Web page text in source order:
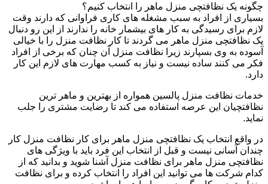
چگونه یک نظافتچی منزل ماهر را انتخاب کنیم؟
بسیاری از افراد به سبب مشغله های کاری فراوانی که دارند وقت
لازم برای رسیدگی به کار های بیشمار خانه را ندارند از این رو دنبال
یک نظافتچی منزل ماهر می گردند تا کار نظافت منزل را با خیالی
آسوده به وی بسپارند زیرا نظافت منزل آن چنان که برخی از افراد
فکر می کنند ساده نیست و نیاز به کسب مهارت های لازم این کار
دارد.
خدمات نظافت منزل پالسین همواره از بهترین و ماهر ترین
نظافتچیان این عرصه استفاده می کند تا رضایت مشتری را جلب
نماید.
در واقع انتخاب یک نظافتچی منزل ماهر برای کار نظافت منزل کار
چندان آسانی نیست و قبل از انتخاب این فرد باید با ویژگی های
نظافتچی منزل ماهر برای نظافت منزل آشنا شوید و بدانید که از
کدام شرکت ها می توانید این افراد را انتخاب کرده و برای نظافت